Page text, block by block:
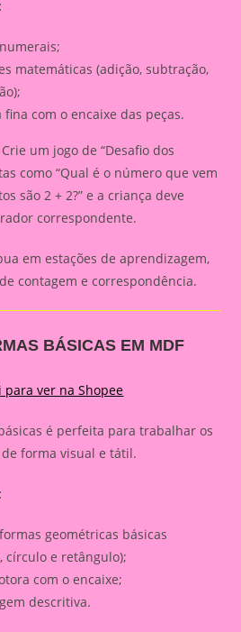
matemáticas (adição, subtração,
com o encaixe das peças.
Crie um jogo de “Desafio dos
como “Qual é o número que vem
são 2 + 2?” e a criança deve
correspondente.
em estações de aprendizagem,
contagem e correspondência.
BÁSICAS EM MDF
para ver na Shopee
é perfeita para trabalhar os
forma visual e tátil.
geométricas básicas
círculo e retângulo);
com o encaixe;
descritiva.